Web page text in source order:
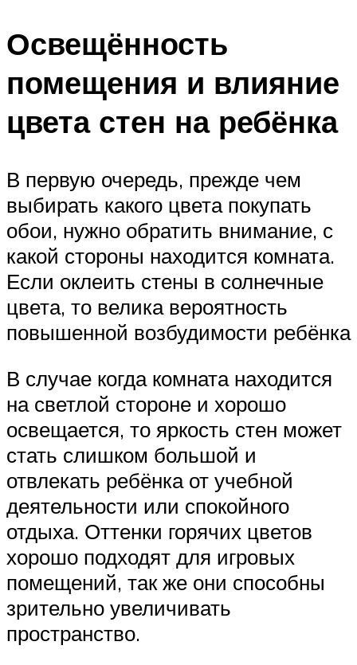
Освещённость
помещения и влияние
цвета стен на ребёнка
В первую очередь, прежде чем
выбирать какого цвета покупать
обои, нужно обратить внимание, с
какой стороны находится комната.
Если оклеить стены в солнечные
цвета, то велика вероятность
повышенной возбудимости ребёнка
В случае когда комната находится
на светлой стороне и хорошо
освещается, то яркость стен может
стать слишком большой и
отвлекать ребёнка от учебной
деятельности или спокойного
отдыха. Оттенки горячих цветов
хорошо подходят для игровых
помещений, так же они способны
зрительно увеличивать
пространство.